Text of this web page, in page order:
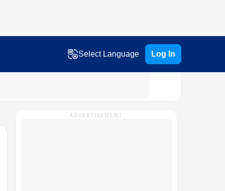
Select Language Log In
ADVERTISEMENT